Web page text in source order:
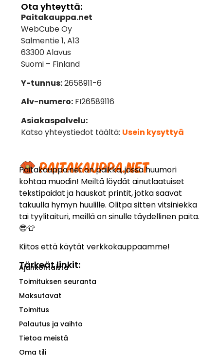
Paitakauppa.net on paikka, jossa huumori
kohtaa muodin! Meiltä löydät ainutlaatuiset
tekstipaidat ja hauskat printit, jotka saavat
takuulla hymyn huulille. Olitpa sitten vitsiniekka
tai tyylitaituri, meillä on sinulle täydellinen paita.
😎👕
Kiitos että käytät verkkokauppaamme!
Tärkeät linkit:
Ajankohtaista
Toimituksen seuranta
Maksutavat
Toimitus
Palautus ja vaihto
Tietoa meistä
Oma tili
Ota yhteyttä:
Paitakauppa.net
WebCube Oy
Salmentie 1, A13
63300 Alavus
Suomi – Finland
Y-tunnus:2658911-6
Alv-numero:FI26589116
Asiakaspalvelu:
Katso yhteystiedot täältä: Usein kysyttyä